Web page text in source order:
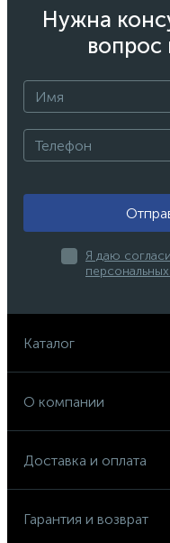
Нужна
вопрос
Я даю
Каталог
О компании
Доставка и оплата
Гарантия и возврат